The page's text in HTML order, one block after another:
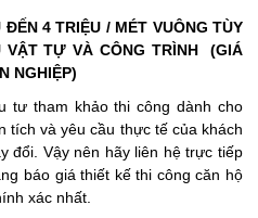
4 TRIỆU / MÉT VUÔNG TÙY
VẬT TỰ VÀ CÔNG TRÌNH (GIÁ
NGHIỆP)
tư tham khảo thi công dành cho
tích và yêu cầu thực tế của khách
đổi. Vậy nên hãy liên hệ trực tiếp
báo giá thiết kế thi công căn hộ
xác nhất.